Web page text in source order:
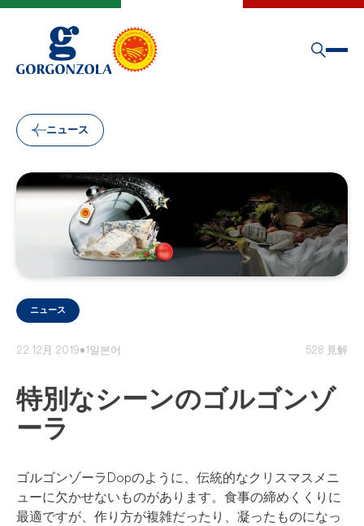
ニュース
ニュース
22 12月 2019•1일본어 528 見解
特別なシーンのゴルゴンゾ
ーラ
ゴルゴンゾーラDopのように、伝統的なクリスマスメニ
ューに欠かせないものがあります。食事の締めくくりに
最適ですが、作り方が複雑だったり、凝ったものになっ